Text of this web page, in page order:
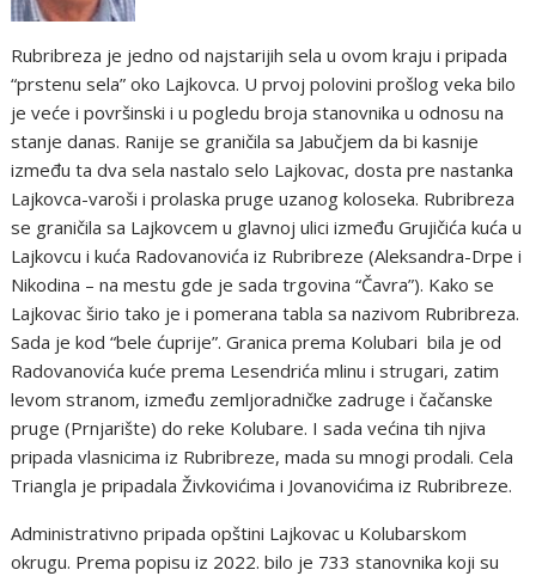
Rubribreza je jedno od najstarijih sela u ovom kraju i pripada
“prstenu sela” oko Lajkovca. U prvoj polovini prošlog veka bilo
je veće i površinski i u pogledu broja stanovnika u odnosu na
stanje danas. Ranije se graničila sa Jabučjem da bi kasnije
između ta dva sela nastalo selo Lajkovac, dosta pre nastanka
Lajkovca-varoši i prolaska pruge uzanog koloseka. Rubribreza
se graničila sa Lajkovcem u glavnoj ulici između Grujičića kuća u
Lajkovcu i kuća Radovanovića iz Rubribreze (Aleksandra-Drpe i
Nikodina – na mestu gde je sada trgovina “Čavra”). Kako se
Lajkovac širio tako je i pomerana tabla sa nazivom Rubribreza.
Sada je kod “bele ćuprije”. Granica prema Kolubari bila je od
Radovanovića kuće prema Lesendrića mlinu i strugari, zatim
levom stranom, između zemljoradničke zadruge i čačanske
pruge (Prnjarište) do reke Kolubare. I sada većina tih njiva
pripada vlasnicima iz Rubribreze, mada su mnogi prodali. Cela
Triangla je pripadala Živkovićima i Jovanovićima iz Rubribreze.
Administrativno pripada opštini Lajkovac u Kolubarskom
okrugu. Prema popisu iz 2022. bilo je 733 stanovnika koji su